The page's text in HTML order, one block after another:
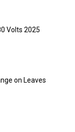
Volts 2025
on Leaves